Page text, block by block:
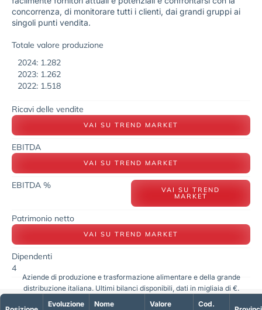
concorrenza, di monitorare tutti i clienti, dai grandi gruppi ai
singoli punti vendita.
Totale valore produzione
2024: 1.282
2023: 1.262
2022: 1.518
Ricavi delle vendite
VAI SU TREND MARKET
EBITDA
VAI SU TREND MARKET
EBITDA % VAI SU TREND
MARKET
Patrimonio netto
VAI SU TREND MARKET
Dipendenti
4
Evoluzione
Nome
Valore
Cod.
Aziende di produzione e trasformazione alimentare e della grande
distribuzione italiana. Ultimi bilanci disponibili, dati in migliaia di €.